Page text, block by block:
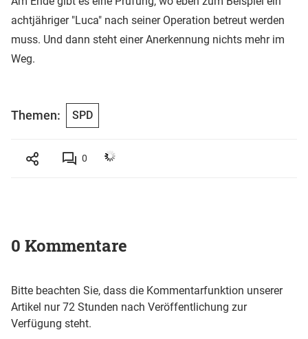
achtjähriger "Luca" nach seiner Operation betreut werden
muss. Und dann steht einer Anerkennung nichts mehr im
Weg.
Themen: SPD
0
0 Kommentare
Bitte beachten Sie, dass die Kommentarfunktion unserer
Artikel nur 72 Stunden nach Veröffentlichung zur
Verfügung steht.